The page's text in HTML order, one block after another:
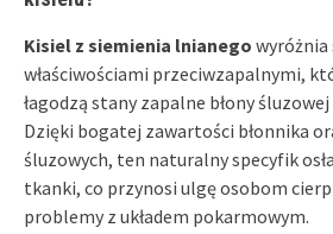
Kisiel z siemienia lnianego wyróżnia
właściwościami przeciwzapalnymi,
łagodzą stany zapalne błony śluzowej
Dzięki bogatej zawartości błonnika
śluzowych, ten naturalny specyfik
tkanki, co przynosi ulgę osobom
problemy z układem pokarmowym.